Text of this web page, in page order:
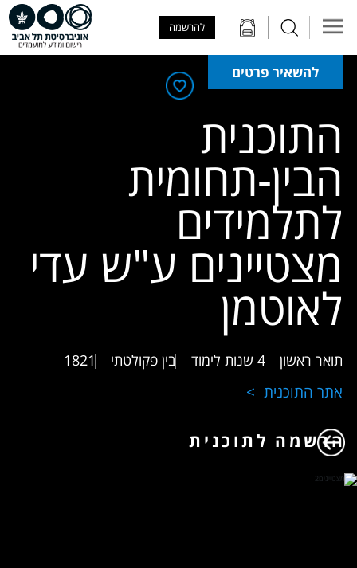
להרשמה
להשאיר פרטים
התוכנית
הבין-תחומית
לתלמידים
מצטיינים ע"ש עדי
לאוטמן
תואר ראשון 4 שנות לימוד בין פקולטתי 1821
אתר התוכנית
הרשמה לתוכנית